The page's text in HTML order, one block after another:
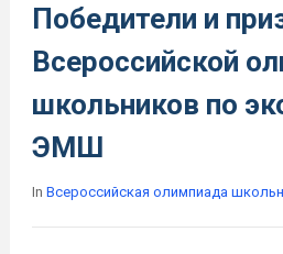
Победители и
Всероссийской
школьников по
ЭМШ
In Всероссийская олимпиада